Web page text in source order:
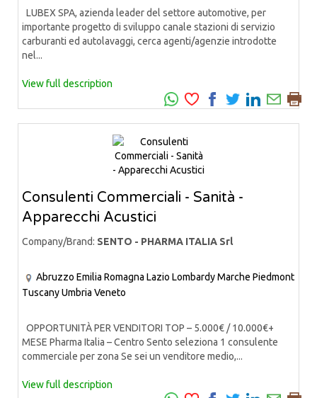
LUBEX SPA, azienda leader del settore automotive, per
importante progetto di sviluppo canale stazioni di servizio
carburanti ed autolavaggi, cerca agenti/agenzie introdotte
nel...
View full description
Consulenti Commerciali - Sanità -
Apparecchi Acustici
Company/Brand: SENTO - PHARMA ITALIA Srl
Abruzzo Emilia Romagna Lazio LombardyMarche Piedmont
TuscanyUmbria Veneto
OPPORTUNITÀ PER VENDITORI TOP – 5.000€ / 10.000€+
MESE Pharma Italia – Centro Sento seleziona 1 consulente
commerciale per zona Se sei un venditore medio,...
View full description